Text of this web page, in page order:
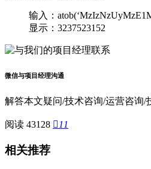
输入：
显示：3237523152
微信与项目经理沟通
解答本文疑问/技术咨询/运营咨询/
阅读 43128  11
相关推荐